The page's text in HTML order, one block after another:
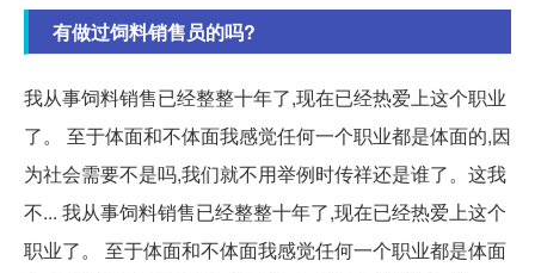
有做过饲料销售员的吗?
我从事饲料销售已经整整十年了,现在已经热爱上这个职业
了。 至于体面和不体面我感觉任何一个职业都是体面的,因
为社会需要不是吗,我们就不用举例时传祥还是谁了。这我
不... 我从事饲料销售已经整整十年了,现在已经热爱上这个
职业了。 至于体面和不体面我感觉任何一个职业都是体面